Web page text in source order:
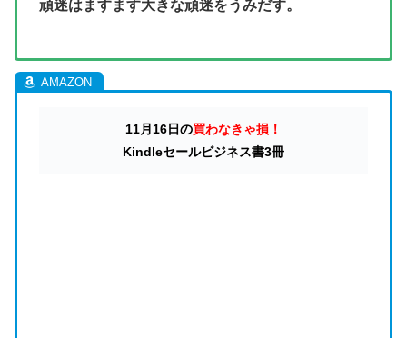
頑迷はますます大きな頑迷をうみだす。
11月16日の買わなきゃ損！
Kindleセールビジネス書3冊